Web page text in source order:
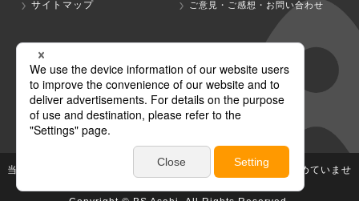
サイトマップ
ご意見・ご感想・お問い合わせ
グループ会社
テレビ朝日 テレ朝チャンネル
当社が著作権、著作隣接権を有する放送番組等の無断利用は認めていませ
ん。